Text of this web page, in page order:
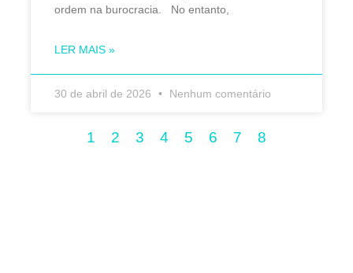
ordem na burocracia. No entanto,
LER MAIS »
30 de abril de 2026 Nenhum comentário
1 2 3 4 5 6 7 8